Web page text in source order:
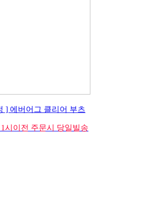
] 에버어그 클리어 부츠
시이전 주문시 당일빌송